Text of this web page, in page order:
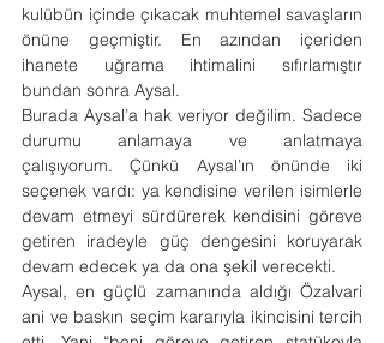
kulübün içinde çıkacak muhtemel savaşların
önüne geçmiştir. En azından içeriden
ihanete uğrama ihtimalini sıfırlamıştır
bundan sonra Aysal.
Burada Aysal’a hak veriyor değilim. Sadece
durumu anlamaya ve anlatmaya
çalışıyorum. Çünkü Aysal’ın önünde iki
seçenek vardı: ya kendisine verilen isimlerle
devam etmeyi sürdürerek kendisini göreve
getiren iradeyle güç dengesini koruyarak
devam edecek ya da ona şekil verecekti.
Aysal, en güçlü zamanında aldığı Özalvari
ani ve baskın seçim kararıyla ikincisini tercih